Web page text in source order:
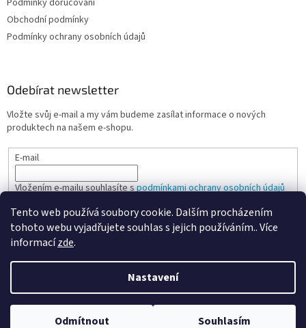
Tento web používá soubory cookie. Dalším procházením
tohoto webu vyjadřujete souhlas s jejich používáním.. Více
informacízde.
Nastavení
Odmítnout Souhlasím
Podmínky doručování
Obchodní podmínky
Podmínky ochrany osobních údajů
Odebírat newsletter
Vložte svůj e-mail a my vám budeme zasílat informace o nových
produktech na našem e-shopu.
E-mail
Vložením e-mailu souhlasíte spodmínkami ochrany osobních údajů
PŘIHLÁSIT SE
Vytvořil Shoptet
Copyright 2026Spokojená kancelář . Všechna práva vyhrazena.